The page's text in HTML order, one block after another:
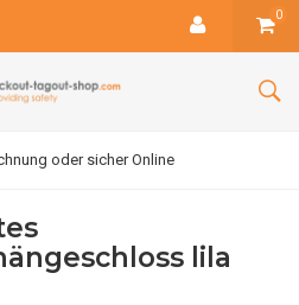
0
oder sicher Online
lila